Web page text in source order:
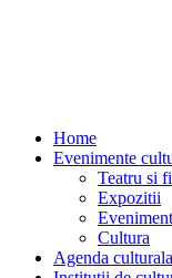
Home
Evenimente
Teatru si
Expozitii
Cultura
Agenda culturala